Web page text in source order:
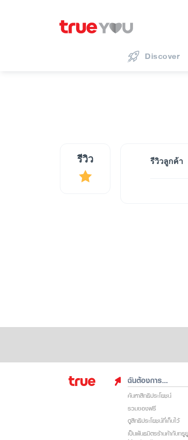
Discover
รีวิว รีวิวลูกค้า
ฉันต้องการ...
ค้นหาสิทธิประโยชน์
รวมของฟรี
ดูสิทธิประโยชน์ที่เก็บไว้
เป็นพันธมิตรร้านค้ากับท